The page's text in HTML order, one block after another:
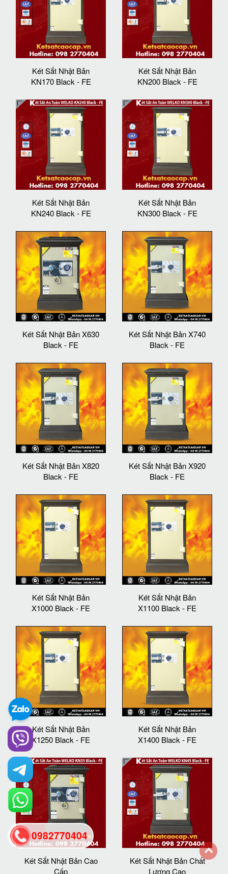
Két Sắt Nhật Bản
KN170 Black - FE
Két Sắt Nhật Bản
KN200 Black - FE
Két Sắt Nhật Bản
KN240 Black - FE
Két Sắt Nhật Bản
KN300 Black - FE
Két Sắt Nhật Bản X630
Black - FE
Két Sắt Nhật Bản X740
Black - FE
Két Sắt Nhật Bản X820
Black - FE
Két Sắt Nhật Bản X920
Black - FE
Két Sắt Nhật Bản
X1000 Black - FE
Két Sắt Nhật Bản
X1100 Black - FE
Két Sắt Nhật Bản
X1250 Black - FE
Két Sắt Nhật Bản
X1400 Black - FE
Két Sắt Nhật Bản Cao
Cấp
Két Sắt Nhật Bản Chất
Lượng Cao
0982770404
back